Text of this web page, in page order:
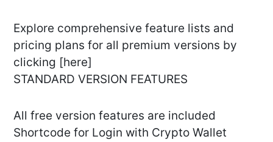
Explore comprehensive feature lists and
pricing plans for all premium versions by
clicking [here]
STANDARD VERSION FEATURES
All free version features are included
Shortcode for Login with Crypto Wallet